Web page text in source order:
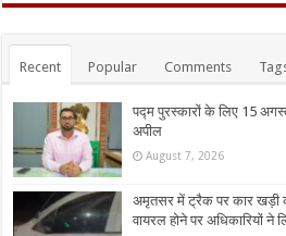
Recent Popular Comments
पद्म पुरस्कारों के लिए 15
अपील
August 7, 2026
अमृतसर में ट्रैक पर कार खड़ी
वायरल होने पर अधिकारियों ने